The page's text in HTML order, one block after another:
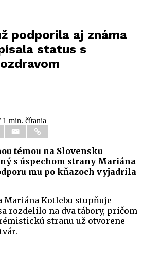
podporila aj známa
status s
1 min. čítania
témou na Slovensku
s úspechom strany Mariána
mu po kňazoch vyjadrila
Mariána Kotlebu stupňuje
rozdelilo na dva tábory, pričom
stranu už otvorene